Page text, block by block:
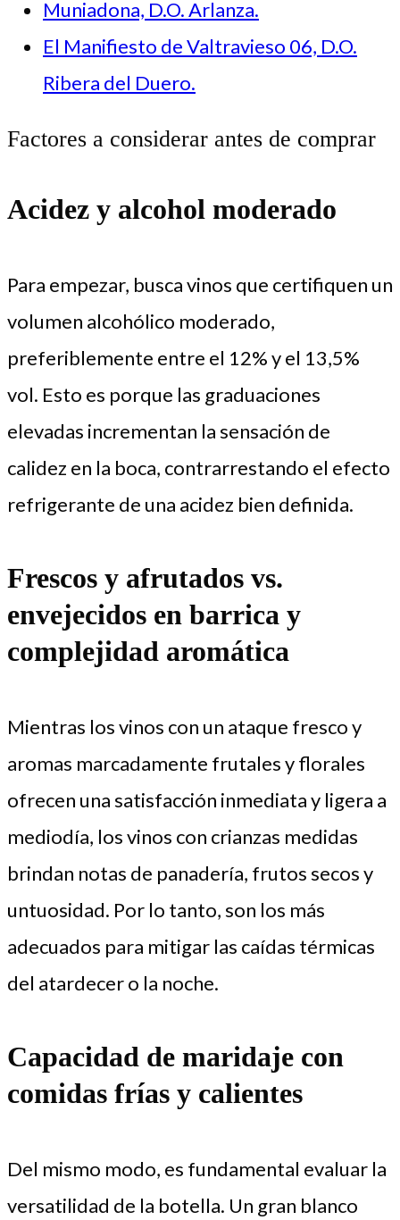
Muniadona, D.O. Arlanza.
El Manifiesto de Valtravieso 06, D.O.
Ribera del Duero.
Factores a considerar antes de comprar
Acidez y alcohol moderado
Para empezar, busca vinos que certifiquen un
volumen alcohólico moderado,
preferiblemente entre el 12% y el 13,5%
vol. Esto es porque las graduaciones
elevadas incrementan la sensación de
calidez en la boca, contrarrestando el efecto
refrigerante de una acidez bien definida.
Frescos y afrutados vs.
envejecidos en barrica y
complejidad aromática
Mientras los vinos con un ataque fresco y
aromas marcadamente frutales y florales
ofrecen una satisfacción inmediata y ligera a
mediodía, los vinos con crianzas medidas
brindan notas de panadería, frutos secos y
untuosidad. Por lo tanto, son los más
adecuados para mitigar las caídas térmicas
del atardecer o la noche.
Capacidad de maridaje con
comidas frías y calientes
Del mismo modo, es fundamental evaluar la
versatilidad de la botella. Un gran blanco